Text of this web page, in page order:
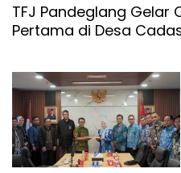
TFJ Pandeglang Gelar
Pertama di Desa